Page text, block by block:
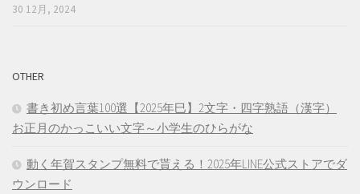
30 12月, 2024
OTHER
書き初め言葉100選【2025年巳】2文字・四字熟語（漢字）
お正月のかっこいい文字～小学生のひらがな
動く年賀スタンプ無料で貰える！2025年LINE公式ストアでダ
ウンロード